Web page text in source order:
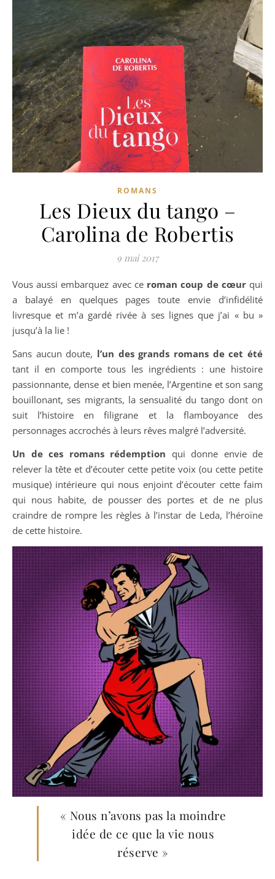
ROMANS
Les Dieux du tango –
Carolina de Robertis
9 mai 2017
Vous aussi embarquez avec ceroman coup de cœurqui
a balayé en quelques pages toute envie d’infidélité
livresque et m’a gardé rivée à ses lignes que j’ai « bu »
jusqu’à la lie !
Sans aucun doute, l’un des grands romans de cet été
tant il en comporte tous les ingrédients : une histoire
passionnante, dense et bien menée, l’Argentine et son sang
bouillonant, ses migrants, la sensualité du tango dont on
suit l’histoire en filigrane et la flamboyance des
personnages accrochés à leurs rêves malgré l’adversité.
Un de ces romans rédemption qui donne envie de
relever la tête et d’écouter cette petite voix (ou cette petite
musique) intérieure qui nous enjoint d’écouter cette faim
qui nous habite, de pousser des portes et de ne plus
craindre de rompre les règles à l’instar de Leda, l’héroïne
de cette histoire.
« Nous n’avons pas la moindre
idée de ce que la vie nous
réserve »